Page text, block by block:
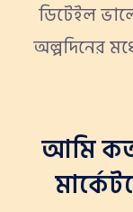
ডিটেইল
অল্পদিনের
আমি